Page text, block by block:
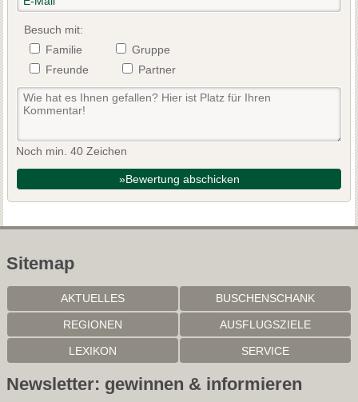
Besuch mit:
Familie
Gruppe
Freunde
Partner
Noch min. 40 Zeichen
»Bewertung abschicken
Sitemap
AKTUELLES BUSCHENSCHANK
REGIONEN AUSFLUGSZIELE
LEXIKON SERVICE
Newsletter: gewinnen & informieren